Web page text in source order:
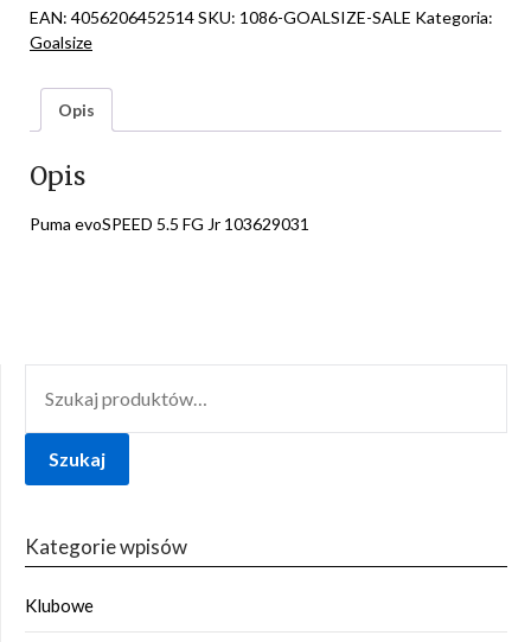
EAN: 4056206452514SKU: 1086-GOALSIZE-SALE Kategoria:
Goalsize
Opis
Opis
Puma evoSPEED 5.5 FG Jr 103629031
Szukaj
Kategorie wpisów
Klubowe